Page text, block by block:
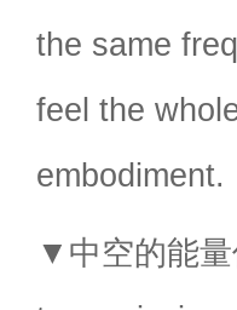
the same
feel the
embodiment.
▼中空的能